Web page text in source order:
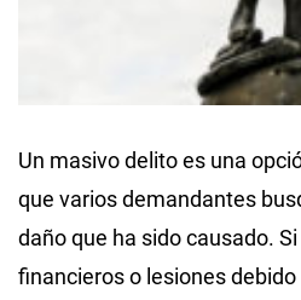
Un masivo delito es una
que varios demandantes
daño que ha sido causado.
financieros o lesiones